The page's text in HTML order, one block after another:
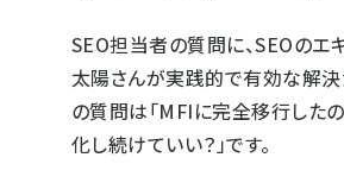
SEO担当者の質問に、SEOのエ
太陽さんが実践的で有効な解決
の質問は「MFIに完全移行した
化し続けていい？」です。